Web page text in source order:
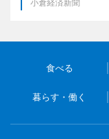
小倉経済新聞
食べる
暮らす・働く